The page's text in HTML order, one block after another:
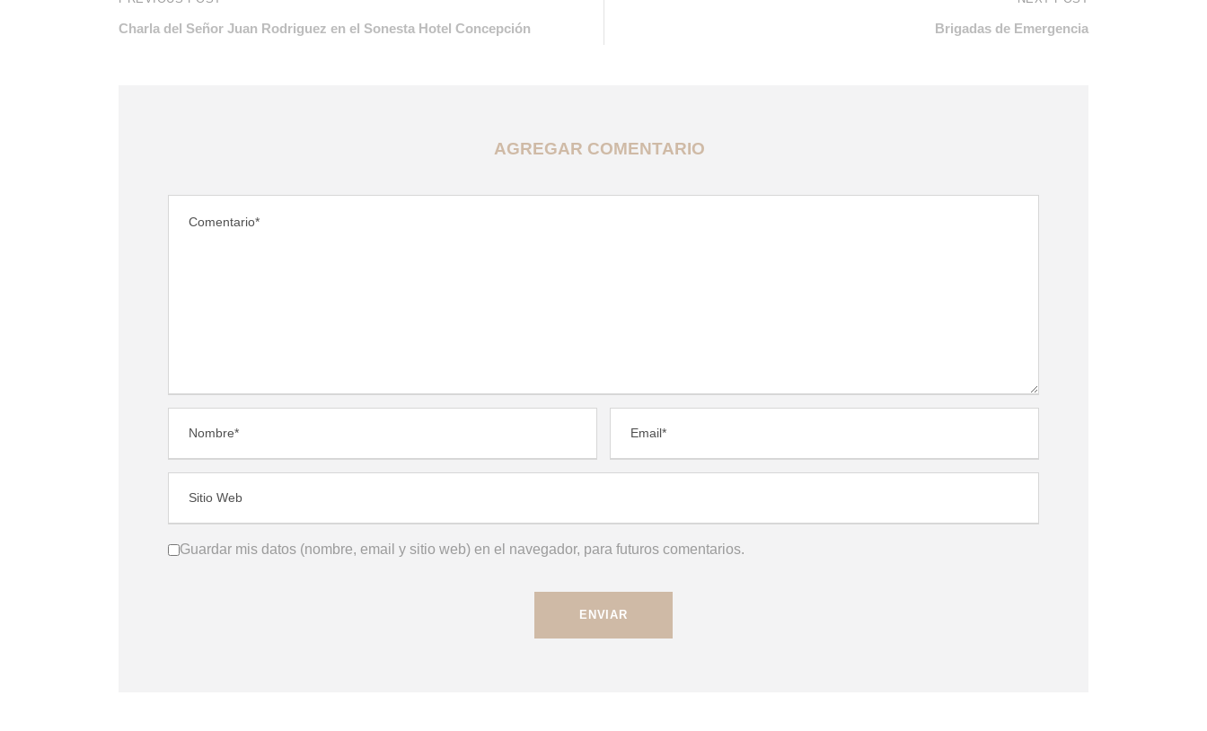
Charla del Señor Juan Rodriguez en el Sonesta Hotel Concepción Brigadas de Emergencia
AGREGAR COMENTARIO
Guardar mis datos (nombre, email y sitio web) en el navegador, para futuros comentarios.